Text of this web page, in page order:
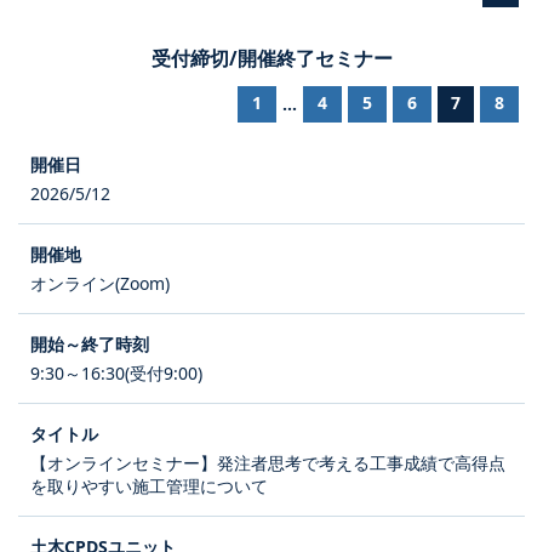
受付締切/開催終了セミナー
1 ... 4 5 6 7 8
2026/5/12
オンライン(Zoom)
9:30～16:30(受付9:00)
【オンラインセミナー】発注者思考で考える工事成績で高得点
を取りやすい施工管理について